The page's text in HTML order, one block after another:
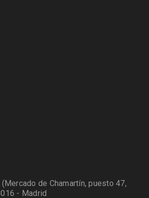
de Chamartín, puesto 47,
- Madrid